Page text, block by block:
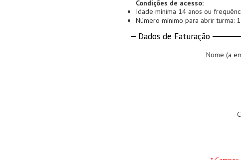
Condições de acesso:
Idade mínima 14 anos ou
Número mínimo para abrir turma:
Dados de Faturação
Nome (a